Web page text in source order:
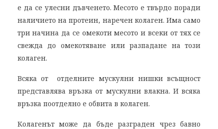
е да се улесни дъвченето. Месото е твърдо поради
наличието на протеин, наречен колаген. Има само
три начина да се омекоти месото и всеки от тях се
свежда до омекотяване или разпадане на този
колаген.
Всяка от отделните мускулни нишки всъщност
представлява връзка от мускулни влакна. И всяка
връзка поотделно е обвита в колаген.
Колагенът може да бъде разграден чрез бавно